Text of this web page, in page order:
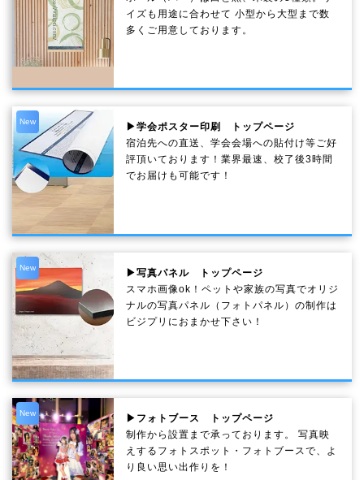
イズも用途に合わせて 小型から大型まで数
多くご用意しております。
New
▶学会ポスター印刷 トップページ
宿泊先への直送、学会会場への貼付け等ご好
評頂いております！業界最速、校了後3時間
でお届けも可能です！
New
▶写真パネル トップページ
スマホ画像ok！ペットや家族の写真でオリジ
ナルの写真パネル（フォトパネル）の制作は
ビジプリにおまかせ下さい！
New
▶フォトブース トップページ
制作から設置まで承っております。 写真映
えするフォトスポット・フォトブースで、よ
り良い思い出作りを！